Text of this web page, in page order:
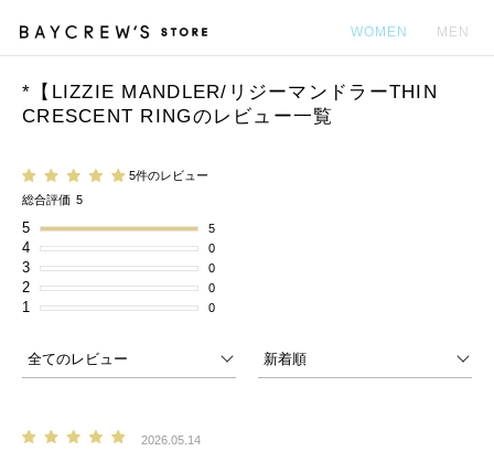
WOMEN MEN
*【LIZZIE MANDLER/リジーマンドラーTHIN
CRESCENT RINGのレビュー一覧
5件のレビュー
総合評価 5
5 5
4 0
3 0
2 0
1 0
2026.05.14